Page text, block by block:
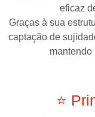
eficaz
Graças à sua
captação de
mantendo
⭐